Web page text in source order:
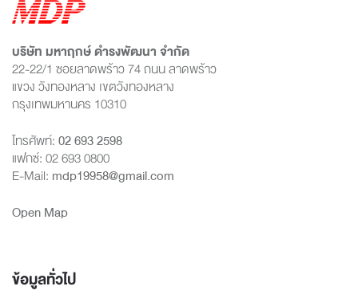
บริษัท มหาฤกษ์ ดำรงพัฒนา จำกัด
22-22/1 ซอยลาดพร้าว 74 ถนน ลาดพร้าว
แขวง วังทองหลาง เขตวังทองหลาง
กรุงเทพมหานคร 10310
โทรศัพท์:02 693 2598
แฟกซ์: 02 693 0800
E-Mail: mdp19958@gmail.com
Open Map
ข้อมูลทั่วไป